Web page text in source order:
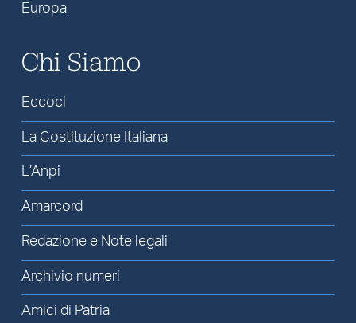
Europa
Chi Siamo
Eccoci
La Costituzione Italiana
L’Anpi
Amarcord
Redazione e Note legali
Archivio numeri
Amici di Patria